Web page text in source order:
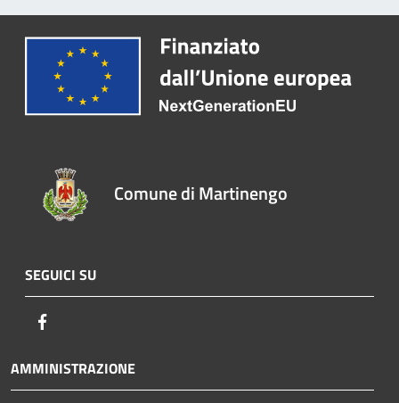
Comune di Martinengo
SEGUICI SU
AMMINISTRAZIONE